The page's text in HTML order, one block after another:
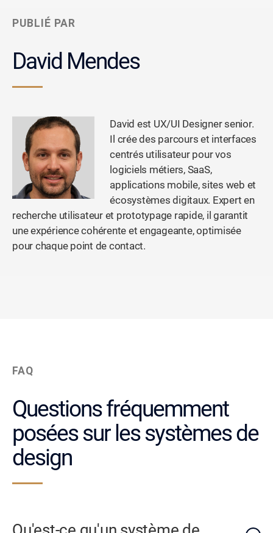
PUBLIÉ PAR
David Mendes
David est UX/UI Designer senior.
Il crée des parcours et interfaces
centrés utilisateur pour vos
logiciels métiers, SaaS,
applications mobile, sites web et
écosystèmes digitaux. Expert en
recherche utilisateur et prototypage rapide, il garantit
une expérience cohérente et engageante, optimisée
pour chaque point de contact.
FAQ
Questions fréquemment
posées sur les systèmes de
design